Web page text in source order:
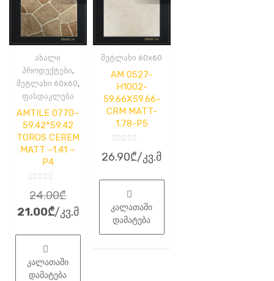
ახალი
პროდუქტები,
მეტლახი 60x60,
ფასდაკლება
AMTILE 0770–
59.42*59.42
TOROS CEREM
MATT –1.41 –
P4
0
5-
დან
24.00₾Original
price
21.00₾Current
21.00₾.
/კვ.მ
კალათაში
დამატება
მეტლახი 60x60
AM 0527-
H1002-
59.66X59.66-
CRM MATT-
1.78-P5
0
დან
26.90₾/კვ.მ
კალათაში
დამატება